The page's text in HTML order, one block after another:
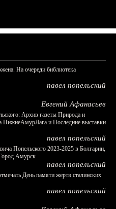
На очереди библиотека
павел попельский
Евгений Афанасьев
Архив газеты Природа и
НижнеАмурЛага и Последние выставки
павел попельский
Попельского 2023-2025 в Болгарии,
Амурск
павел попельский
День памяти жертв сталинских
павел попельский